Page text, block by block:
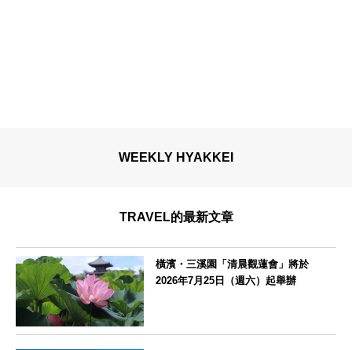
WEEKLY HYAKKEI
TRAVEL的最新文章
橫濱・三溪園「清晨觀蓮會」將於
2026年7月25日（週六）起舉辦